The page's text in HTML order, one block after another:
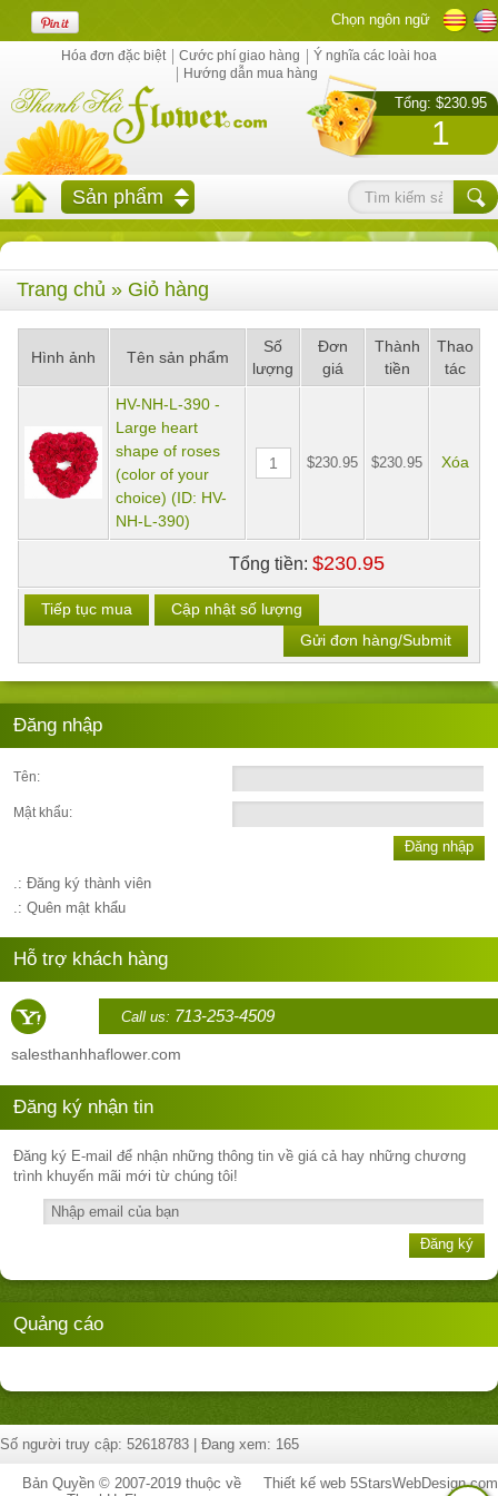
Chọn ngôn ngữ
Tổng: $230.95
1
Hóa đơn đặc biệt Cước phí giao hàng
Ý nghĩa các loài hoa
Hướng dẫn mua hàng
Sản phẩm
Trang chủ » Giỏ hàng
Hình ảnh Tên sản phẩm
Số
lượng
Đơn
giá
Thành
tiền
Thao
tác
HV-NH-L-390 -
Large heart
shape of roses
(color of your
choice) (ID: HV-
NH-L-390)
$230.95 $230.95 Xóa
Tổng tiền: $230.95
Tiếp tục mua
Cập nhật số lượng
Gửi đơn hàng/Submit
Đăng nhập
Tên:
Mật khẩu:
Đăng nhập
.: Đăng ký thành viên
.: Quên mật khẩu
Hỗ trợ khách hàng
Call us: 713-253-4509
salesthanhhaflower.com
Đăng ký nhận tin
Đăng ký E-mail để nhận những thông tin về giá cả hay những chương
trình khuyến mãi mới từ chúng tôi!
Đăng ký
Quảng cáo
Số người truy cập: 52618783 | Đang xem: 165
Thiết kế web 5StarsWebDesign.com
Bản Quyền © 2007-2019 thuộc về